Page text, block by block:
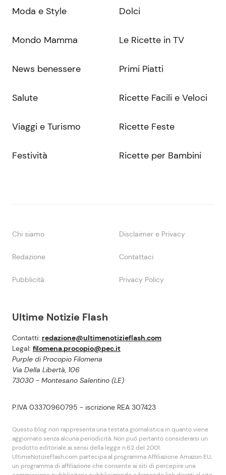
Ultime Notizie Flash
Contatti: redazione@ultimenotizieflash.com
Legal: filomena.procopio@pec.it
Purple di Procopio Filomena
Via Della Libertà, 106
73030 - Montesano Salentino (LE)
P.IVA 03370960795 - iscrizione REA 307423
Questo blog non rappresenta una testata giornalistica in quanto viene
aggiornato senza alcuna periodicità. Non puó pertanto considerarsi un
prodotto editoriale ai sensi della legge n.62 del 2001.
UltimeNotizieFlash.com partecipa al programma Affiliazione Amazon EU,
un programma di affiliazione che consente ai siti di percepire una
Moda e Style
Mondo Mamma
News benessere
Salute
Viaggi e Turismo
Festività
Dolci
Le Ricette in TV
Primi Piatti
Ricette Facili e Veloci
Ricette Feste
Ricette per Bambini
Chi siamo Disclaimer e Privacy
Redazione Contattaci
Pubblicità Privacy Policy